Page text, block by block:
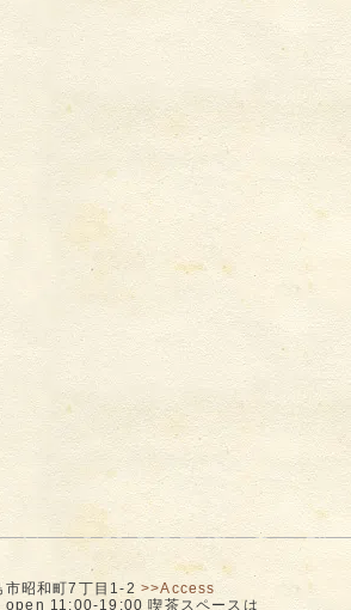
昭和町7丁目1-2 >>Access
11:00-19:00 喫茶スペースは